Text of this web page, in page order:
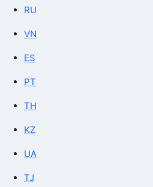
RU
VN
ES
PT
TH
KZ
UA
TJ